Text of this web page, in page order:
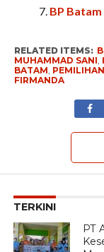
BP
RELATED ITEMS:
MUHAMMAD SANI,
BATAM,
FIRMANDA
TERKINI
PT